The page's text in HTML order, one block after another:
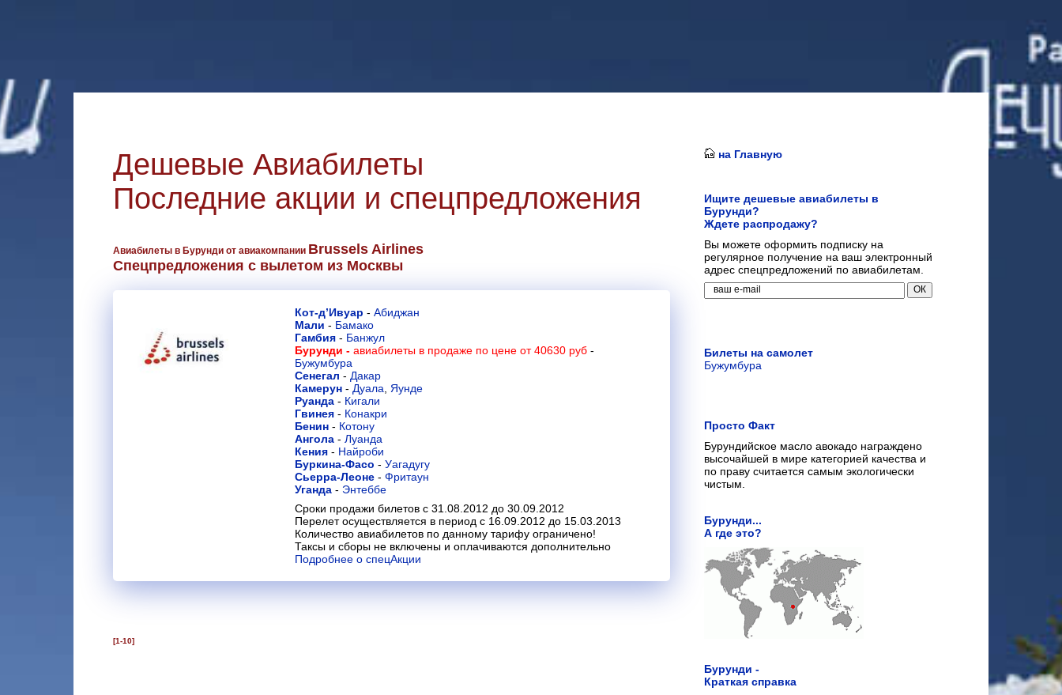
Дешевые Авиабилеты
Последние акции и спецпредложения
Авиабилеты в Бурунди от авиакомпании Brussels Airlines
Спецпредложения с вылетом из Москвы
Кот-д’Ивуар - Абиджан
Мали - Бамако
Гамбия - Банжул
Бурунди - авиабилеты в продаже по цене от 40630 руб -
Бужумбура
Сенегал - Дакар
Камерун - Дуала
Яунде
Руанда - Кигали
Гвинея - Конакри
Бенин - Котону
Ангола - Луанда
Кения - Найроби
Буркина-Фасо - Уагадугу
Сьерра-Леоне - Фритаун
Уганда - Энтеббе
Сроки продажи билетов с 31.08.2012 до 30.09.2012
Перелет осуществляется в период с 16.09.2012 до 15.03.2013
Количество авиабилетов по данному тарифу ограничено!
Таксы и сборы не включены и оплачиваются дополнительно
Подробнее о спецАкции
[1-10]
на Главную
Ищите дешевые авиабилеты в
Бурунди?
Ждете распродажу?
Вы можете оформить подписку на
регулярное получение на ваш электронный
адрес спецпредложений по авиабилетам.
Билеты на самолет
Бужумбура
Просто Факт
Бурундийское масло авокадо награждено
высочайшей в мире категорией качества и
по праву считается самым экологически
чистым.
Бурунди...
А где это?
Бурунди -
Краткая справка